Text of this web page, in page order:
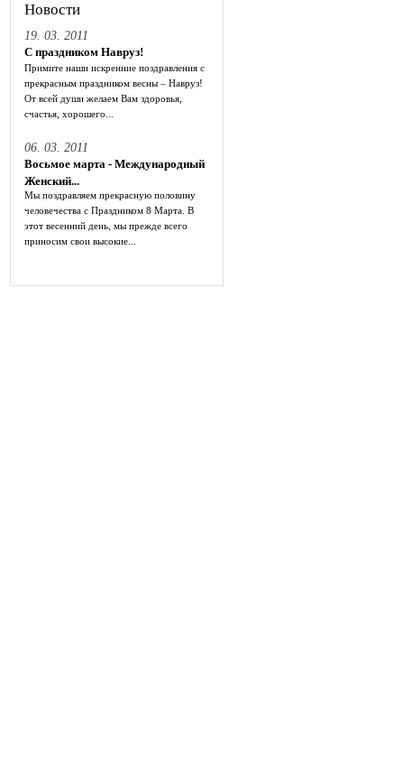
Новости
19. 03. 2011
С праздником Навруз!
Примите наши искренние поздравления с
прекрасным праздником весны – Навруз!
От всей души желаем Вам здоровья,
счастья, хорошего...
06. 03. 2011
Восьмое марта - Международный
Женский...
Мы поздравляем прекрасную половину
человечества с Праздником 8 Марта. В
этот весенний день, мы прежде всего
приносим свои высокие...